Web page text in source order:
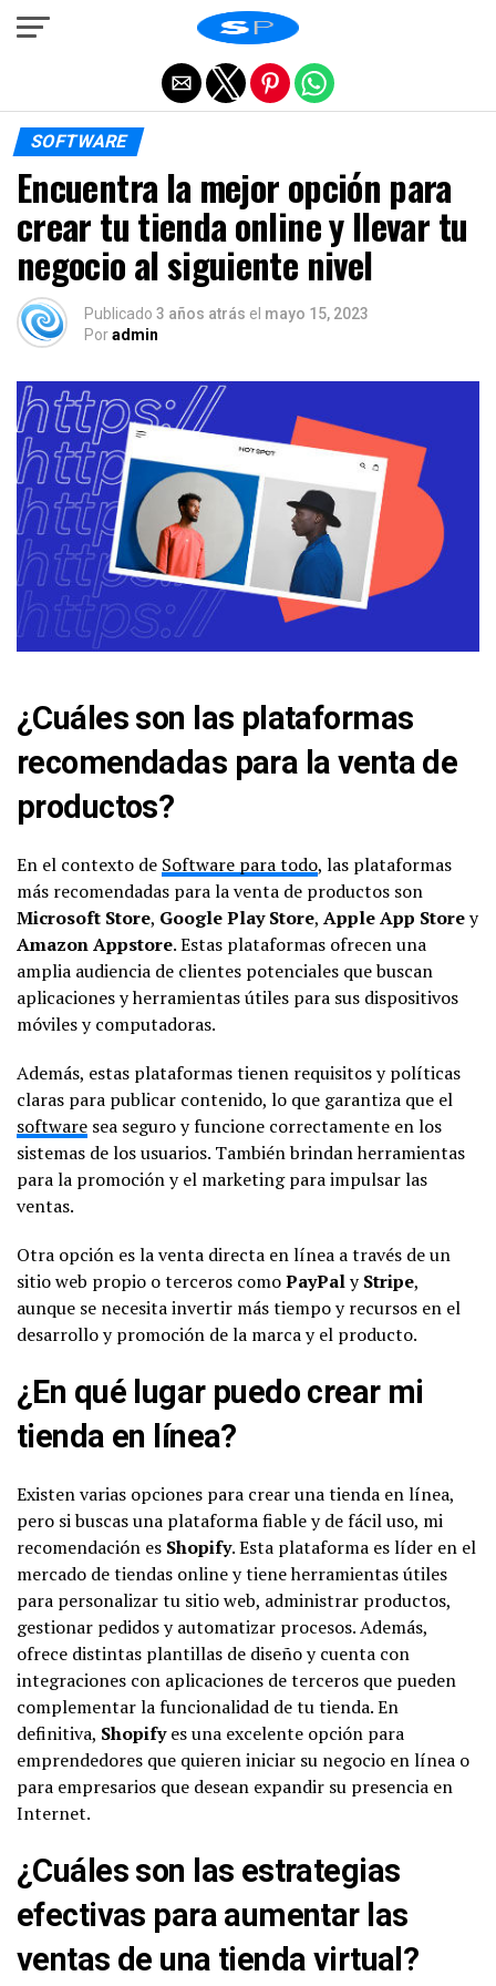
SOFTWARE
Encuentra la mejor opción para
crear tu tienda online y llevar tu
negocio al siguiente nivel
Publicado 3 años atrás el mayo 15, 2023
Poradmin
¿Cuáles son las plataformas
recomendadas para la venta de
productos?
En el contexto de Software para todo, las plataformas
más recomendadas para la venta de productos son
Microsoft Store, Google Play Store, Apple App Storey
Amazon Appstore. Estas plataformas ofrecen una
amplia audiencia de clientes potenciales que buscan
aplicaciones y herramientas útiles para sus dispositivos
móviles y computadoras.
Además, estas plataformas tienen requisitos y políticas
claras para publicar contenido, lo que garantiza que el
software sea seguro y funcione correctamente en los
sistemas de los usuarios. También brindan herramientas
para la promoción y el marketing para impulsar las
ventas.
Otra opción es la venta directa en línea a través de un
sitio web propio o terceros comoPayPalyStripe,
aunque se necesita invertir más tiempo y recursos en el
desarrollo y promoción de la marca y el producto.
¿En qué lugar puedo crear mi
tienda en línea?
Existen varias opciones para crear una tienda en línea,
pero si buscas una plataforma fiable y de fácil uso, mi
recomendación es Shopify. Esta plataforma es líder en el
mercado de tiendas online y tiene herramientas útiles
para personalizar tu sitio web, administrar productos,
gestionar pedidos y automatizar procesos. Además,
ofrece distintas plantillas de diseño y cuenta con
integraciones con aplicaciones de terceros que pueden
complementar la funcionalidad de tu tienda. En
definitiva, Shopifyes una excelente opción para
emprendedores que quieren iniciar su negocio en línea o
para empresarios que desean expandir su presencia en
Internet.
¿Cuáles son las estrategias
efectivas para aumentar las
ventas de una tienda virtual?
Salir de la versión móvil